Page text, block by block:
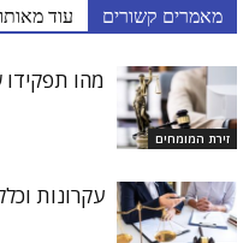
מאמרים קשורים עוד
זירת המומחים
מהו תפקידו
עקרונות